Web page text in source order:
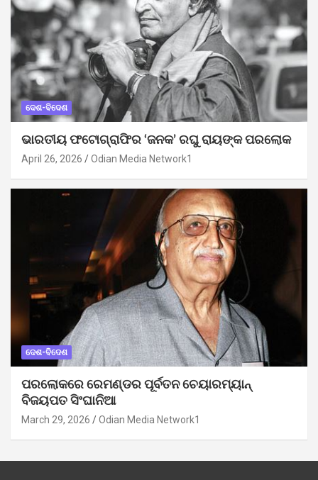
ଦେଶ-ବିଦେଶ
ଭାରତୀୟ ଫଟୋଗ୍ରାଫିର ‘ଜନକ’ ରଘୁ ରାୟଙ୍କ ପରଲୋକ
April 26, 2026 Odian Media Network1
ଦେଶ-ବିଦେଶ
ପରଲୋକରେ ରେମଣ୍ଡର ପୂର୍ବତନ ଚେୟାରମ୍ୟାନ୍
ବିଜୟପତ ସିଂଘାନିଆ
March 29, 2026 Odian Media Network1